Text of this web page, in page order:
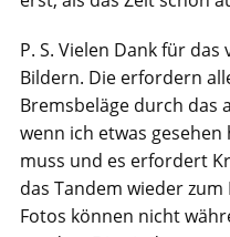
P. S. Vielen Dank für
Bildern. Die erfordern
Bremsbeläge durch das
wenn ich etwas
muss und es erfordert
das Tandem wieder
Fotos können nicht